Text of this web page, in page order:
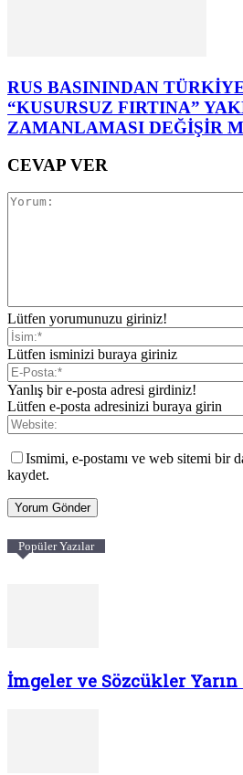
RUS BASININDAN
“KUSURSUZ FIRTINA”
ZAMANLAMASI DEĞİŞİR
CEVAP VER
Lütfen yorumunuzu giriniz!
Lütfen isminizi buraya giriniz
Yanlış bir e-posta adresi girdiniz!
Lütfen e-posta adresinizi buraya girin
Ismimi, e-postamı ve web sitemi bir
kaydet.
Popüler Yazılar
İmgeler ve Sözcükler